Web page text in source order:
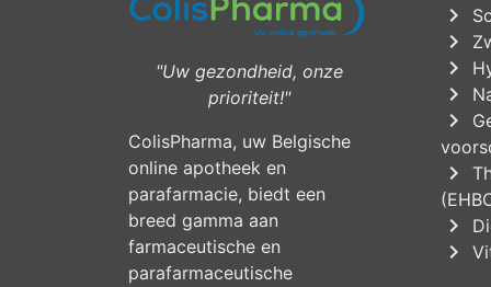
"Uw gezondheid, onze
prioriteit!"
ColisPharma, uw Belgische
online apotheek en
parafarmacie, biedt een
breed gamma aan
farmaceutische en
parafarmaceutische
chevron_right
chevron_right
chevron_right
chevron_right
chevron_right
chevron_right
chevron_right
chevron_right